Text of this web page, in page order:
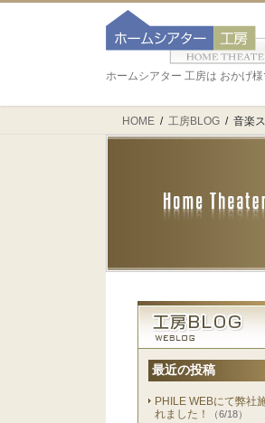
ホームシアター 工房は おかげ
HOME 工房BLOG 音楽
最近の投稿
PHILE WEBにて弊社
れました！
（6/18）